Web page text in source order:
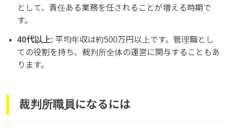
として、責任ある業務を任されることが増える時期で
す。
40代以上: 平均年収は約500万円以上です。管理職とし
ての役割を持ち、裁判所全体の運営に関与することもあ
ります。
裁判所職員になるには